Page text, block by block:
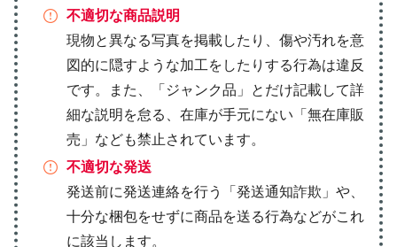
不適切な商品説明
現物と異なる写真を掲載したり、傷や汚れを意
図的に隠すような加工をしたりする行為は違反
です。また、「ジャンク品」とだけ記載して詳
細な説明を怠る、在庫が手元にない「無在庫販
売」なども禁止されています。
不適切な発送
発送前に発送連絡を行う「発送通知詐欺」や、
十分な梱包をせずに商品を送る行為などがこれ
に該当します。